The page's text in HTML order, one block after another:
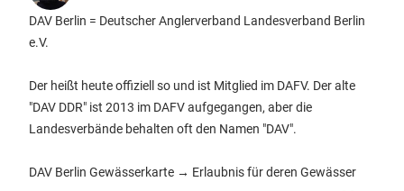
DAV Berlin = Deutscher Anglerverband Landesverband Berlin
e.V.
Der heißt heute offiziell so und ist Mitglied im DAFV. Der alte
"DAV DDR" ist 2013 im DAFV aufgegangen, aber die
Landesverbände behalten oft den Namen "DAV".
DAV Berlin Gewässerkarte → Erlaubnis für deren Gewässer